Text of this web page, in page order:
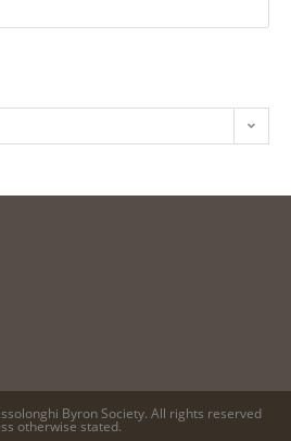
Byron Society. All rights reserved
otherwise stated.